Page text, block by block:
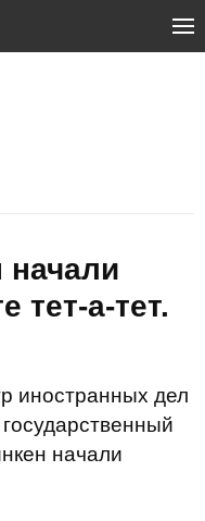
начали
тет-а-тет.
иностранных дел
начали